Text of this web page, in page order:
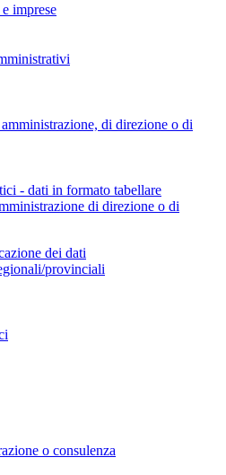
imprese
di direzione o di
- dati in formato tabellare
di direzione o di
dei dati
provinciali
o consulenza